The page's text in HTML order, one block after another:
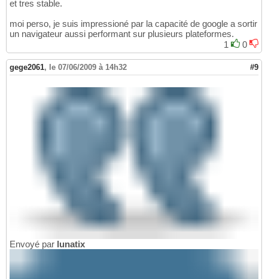
et tres stable.
moi perso, je suis impressioné par la capacité de google a sortir
un navigateur aussi performant sur plusieurs plateformes.
1
0
gege2061, le 07/06/2009 à 14h32 #9
Envoyé par lunatix